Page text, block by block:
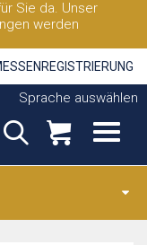
Sie da. Unser
werden
REGISTRIERUNG
Sprache auswählen